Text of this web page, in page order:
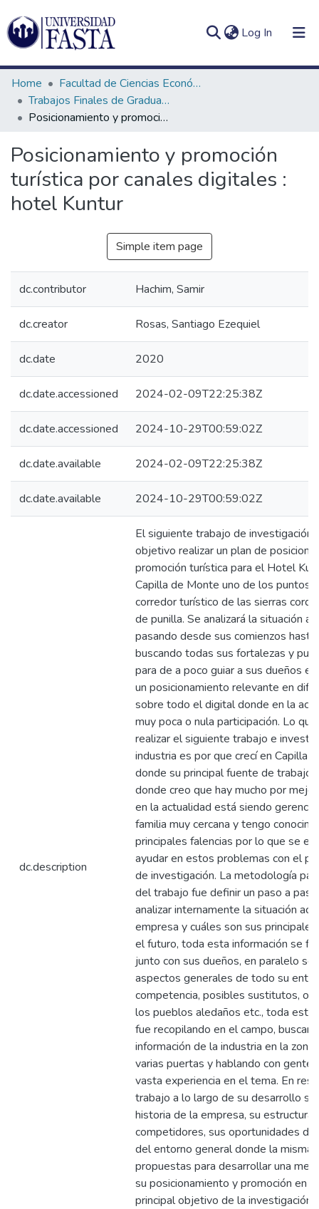
Log In (current)
Communities
&
Collections
All of DSpace
In(current)
Home
Facultad de Ciencias Económicas
Trabajos Finales de Graduación de Licenciatura en Marketing
Posicionamiento y promoción turística por canales digitales : hotel Kuntur
Posicionamiento y promoción
turística por canales digitales :
hotel Kuntur
Simple item page
dc.contributor Hachim, Samir
dc.creator Rosas, Santiago Ezequiel
dc.date 2020
dc.date.accessioned 2024-02-09T22:25:38Z
dc.date.accessioned 2024-10-29T00:59:02Z
dc.date.available 2024-02-09T22:25:38Z
dc.date.available 2024-10-29T00:59:02Z
dc.description
El siguiente trabajo de investigación
objetivo realizar un plan de
promoción turística para el Hotel
Capilla de Monte uno de los puntos
corredor turístico de las sierras
de punilla. Se analizará la situación
pasando desde sus comienzos
buscando todas sus fortalezas y
para de a poco guiar a sus dueños
un posicionamiento relevante en
sobre todo el digital donde en la
muy poca o nula participación. Lo
realizar el siguiente trabajo e
industria es por que crecí en Capilla
donde su principal fuente de trabajo
donde creo que hay mucho por
en la actualidad está siendo
familia muy cercana y tengo
principales falencias por lo que se
ayudar en estos problemas con el
de investigación. La metodología
del trabajo fue definir un paso a
analizar internamente la situación
empresa y cuáles son sus
el futuro, toda esta información se
junto con sus dueños, en paralelo se
aspectos generales de todo su
competencia, posibles sustitutos,
los pueblos aledaños etc., toda esta
fue recopilando en el campo,
información de la industria en la
varias puertas y hablando con gente
vasta experiencia en el tema. En
trabajo a lo largo de su desarrollo
historia de la empresa, su
competidores, sus oportunidades de
del entorno general donde la misma
propuestas para desarrollar una
su posicionamiento y promoción en
principal objetivo de la investigación.